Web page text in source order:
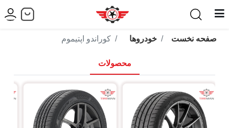
صفحه نخست خودروها کوراندو اپتیموم
محصولات